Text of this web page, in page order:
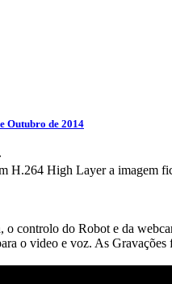
Outubro de 2014
H.264 High Layer a imagem
controlo do Robot e da
o video e voz. As